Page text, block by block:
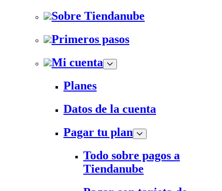
Sobre Tiendanube
Primeros pasos
Mi cuenta
Planes
Datos de la cuenta
Pagar tu plan
Todo sobre pagos a
Tiendanube